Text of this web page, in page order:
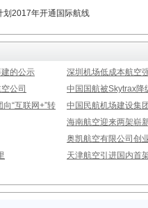
划2017年开通国际航线
的公示
深圳机场低成本航空
公司
中国国航被Skytrax降
“互联网+”转
中国民航机场建设集
海南航空迎来两架崭
奥凯航空有限公司创
天津航空引进国内首